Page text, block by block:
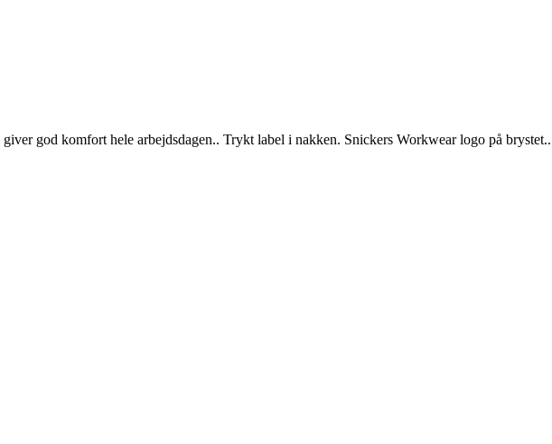
god komfort hele arbejdsdagen.. Trykt label i nakken. Snickers Workwear logo på brystet..